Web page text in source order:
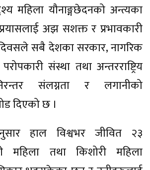
महिला यौनाङ्गछेदनको अन्त्यका
अझ सशक्त र प्रभावकारी
सबै देशका सरकार, नागरिक
संस्था तथा अन्तरराष्ट्रिय
संलग्नता र लगानीको
दिएको छ ।
हाल विश्वभर जीवित २३
महिला तथा किशोरी महिला